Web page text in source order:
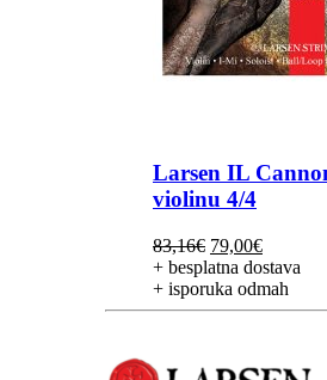
Larsen IL
violinu 4/4
83,16€ Izvorna
cijena
bila
je:
79,00€Trenutna
cijena
je:
79,00€.
+ besplatna dostava
+ isporuka odmah